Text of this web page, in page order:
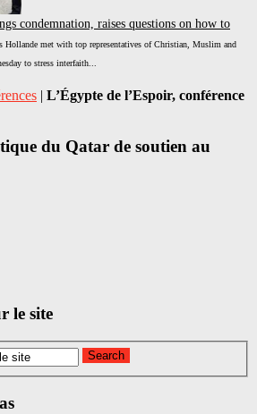
condemnation, raises questions on how to
Hollande met with top representatives of Christian, Muslim and
to stress interfaith...
| L’Égypte de l’Espoir, conférence
du Qatar de soutien au
le site